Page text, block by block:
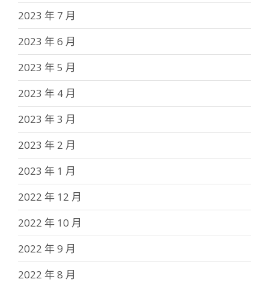
2023 年 7 月
2023 年 6 月
2023 年 5 月
2023 年 4 月
2023 年 3 月
2023 年 2 月
2023 年 1 月
2022 年 12 月
2022 年 10 月
2022 年 9 月
2022 年 8 月